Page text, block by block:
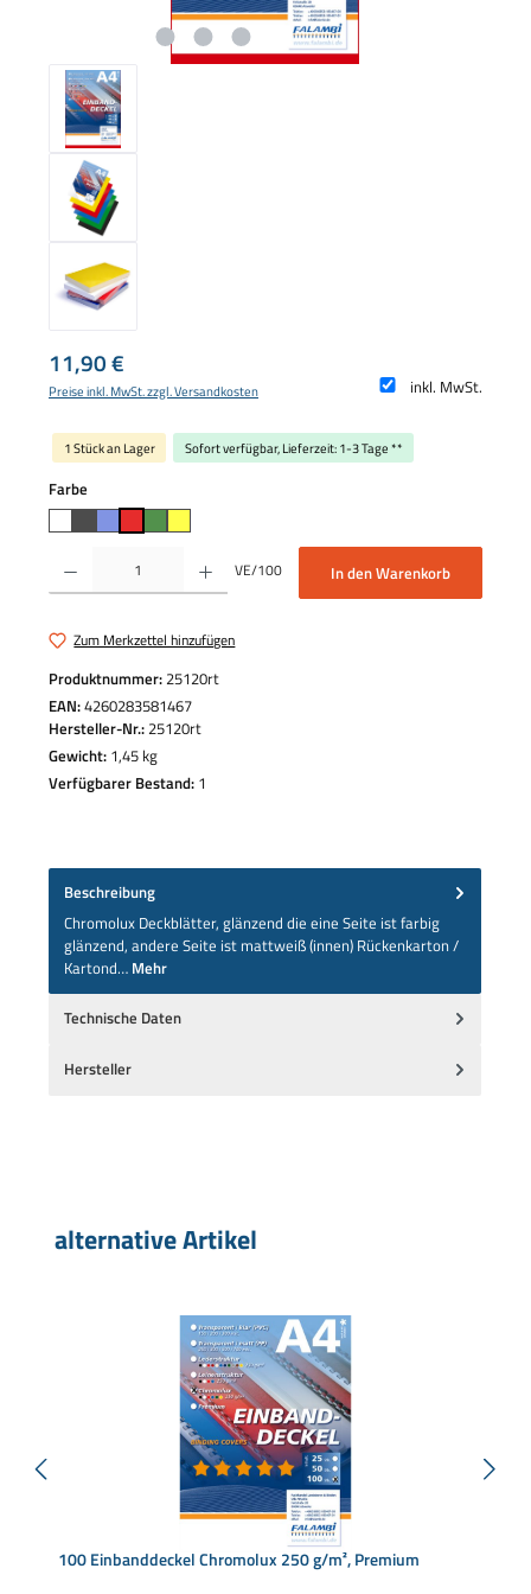
Regulärer Preis:
11,90 €
inkl. MwSt.
Preise inkl. MwSt. zzgl. Versandkosten
1 Stück an Lager Sofort verfügbar, Lieferzeit: 1-3 Tage **
Farbe
Produkt Anzahl: Gib den gewünschten Wert ein oder benutze die Schaltflächen um
VE/100 In den Warenkorb
Zum Merkzettel hinzufügen
Produktnummer:25120rt
EAN:4260283581467
Hersteller-Nr.:25120rt
Gewicht: 1,45 kg
Verfügbarer Bestand: 1
Beschreibung
Chromolux Deckblätter, glänzend die eine Seite ist farbig
glänzend, andere Seite ist mattweiß (innen) Rückenkarton /
Kartond… Mehr
Technische Daten
Hersteller
Produktgalerie überspringen
alternative Artikel
100 Einbanddeckel Chromolux 250 g/m², Premium